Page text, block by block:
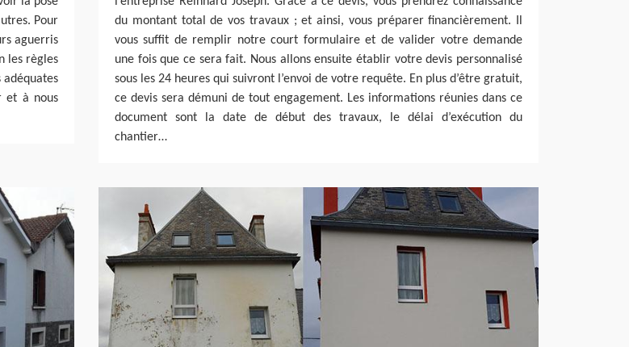
Pour
aguerris
les règles
adéquates
et à nous
du montant total de vos travaux ; et ainsi, vous préparer financièrement. Il
vous suffit de remplir notre court formulaire et de valider votre demande
une fois que ce sera fait. Nous allons ensuite établir votre devis personnalisé
sous les 24 heures qui suivront l’envoi de votre requête. En plus d’être gratuit,
ce devis sera démuni de tout engagement. Les informations réunies dans ce
document sont la date de début des travaux, le délai d’exécution du
chantier…